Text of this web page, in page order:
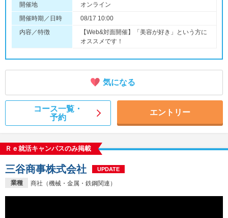
開催地
オンライン
開催時期／日時
08/17 10:00
内容／特徴
【Web&対面開催】「美容が好き」という方に
オススメです！
気になる
コース一覧・
予約
エントリー
Ｒｅ就活キャンパスのみ掲載
業種 商社（機械・金属・鉄鋼関連）
三谷商事株式会社 UPDATE